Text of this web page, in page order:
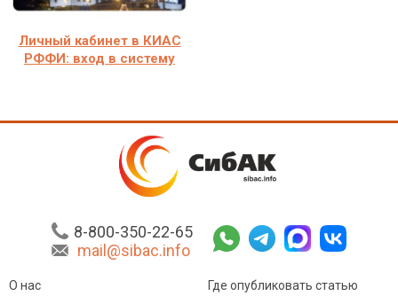
Личный кабинет в КИАС
РФФИ: вход в систему
8-800-350-22-65
mail@sibac.info
О нас
Где опубликовать статью